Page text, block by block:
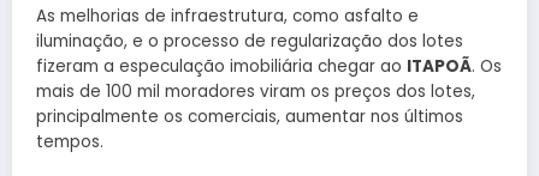
As melhorias de infraestrutura, como asfalto e
iluminação, e o processo de regularização dos lotes
fizeram a especulação imobiliária chegar ao ITAPOÃ. Os
mais de 100 mil moradores viram os preços dos lotes,
principalmente os comerciais, aumentar nos últimos
tempos.